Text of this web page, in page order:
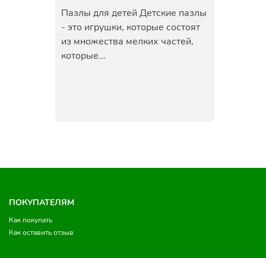
Пазлы для детей Детские пазлы
- это игрушки, которые состоят
из множества мелких частей,
которые...
ПОКУПАТЕЛЯМ
Как покупать
Как оставить отзыв